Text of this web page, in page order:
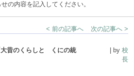
の内容を記入してください。
< 前の記事へ 次の記事へ >
昔のくらしと くにの統
| by 校
長